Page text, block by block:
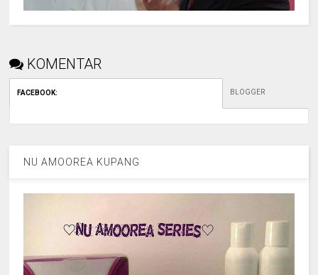
KOMENTAR
FACEBOOK: BLOGGER
NU AMOOREA KUPANG